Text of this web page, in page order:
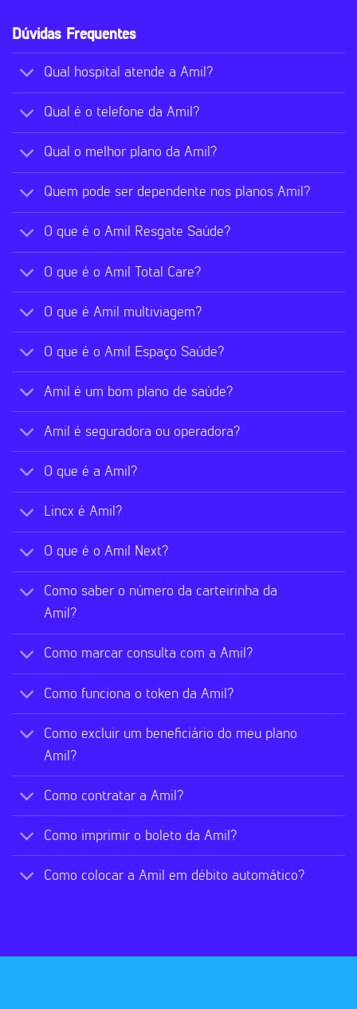
Dúvidas Frequentes
Qual hospital atende a Amil?
Qual é o telefone da Amil?
Qual o melhor plano da Amil?
Quem pode ser dependente nos planos Amil?
O que é o Amil Resgate Saúde?
O que é o Amil Total Care?
O que é Amil multiviagem?
O que é o Amil Espaço Saúde?
Amil é um bom plano de saúde?
Amil é seguradora ou operadora?
O que é a Amil?
Lincx é Amil?
O que é o Amil Next?
Como saber o número da carteirinha da
Amil?
Como marcar consulta com a Amil?
Como funciona o token da Amil?
Como excluir um beneficiário do meu plano
Amil?
Como contratar a Amil?
Como imprimir o boleto da Amil?
Como colocar a Amil em débito automático?